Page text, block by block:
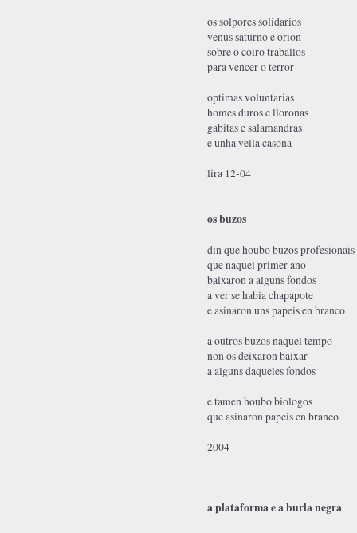
os solpores solidarios
venus saturno e orion
sobre o coiro traballos
para vencer o terror
optimas voluntarias
homes duros e lloronas
gabitas e salamandras
e unha vella casona
lira 12-04
os buzos
din que houbo buzos profesionais
que naquel primer ano
baixaron a alguns fondos
a ver se habia chapapote
e asinaron uns papeis en branco
a outros buzos naquel tempo
non os deixaron baixar
a alguns daqueles fondos
e tamen houbo biologos
que asinaron papeis en branco
2004
a plataforma e a burla negra